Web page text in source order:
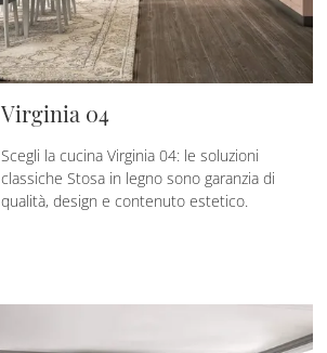
Virginia 04
Scegli la cucina Virginia 04: le soluzioni
classiche Stosa in legno sono garanzia di
qualità, design e contenuto estetico.